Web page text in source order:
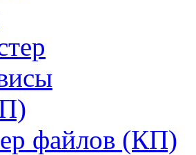
файлов (КП)